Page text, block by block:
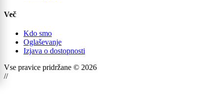
Več
Kdo smo
Oglaševanje
Izjava o dostopnosti
Vse pravice pridržane © 2026
//